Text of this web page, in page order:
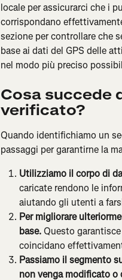
locale per assicurarci che i
corrispondano
sezione per controllare che
base ai dati del GPS delle
nel modo più preciso
Cosa succede
verificato?
Quando identifichiamo un
passaggi per garantirne la
Utilizziamo il corpo di
caricate rendono le
aiutando gli utenti a
Per migliorare
base. Questo
coincidano
Passiamo il segmento
non venga modificato o